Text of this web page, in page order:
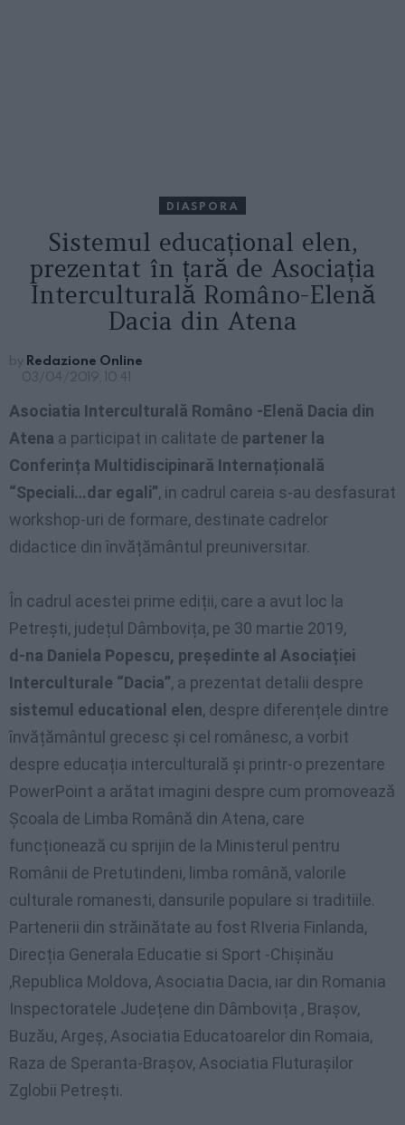
DIASPORA
Sistemul educațional elen,
prezentat în țară de Asociația
Interculturală Româno-Elenă
Dacia din Atena
by Redazione Online
03/04/2019, 10:41
Asociatia Interculturală Româno -Elenă Dacia din
Atena a participat in calitate de partener la
Conferința Multidiscipinară Internațională
“Speciali…dar egali”, in cadrul careia s-au desfasurat
workshop-uri de formare, destinate cadrelor
didactice din învățământul preuniversitar.
În cadrul acestei prime ediții, care a avut loc la
Petrești, județul Dâmbovița, pe 30 martie 2019,
d-na Daniela Popescu, președinte al Asociației
Interculturale “Dacia”, a prezentat detalii despre
sistemul educational elen, despre diferențele dintre
învățământul grecesc și cel românesc, a vorbit
despre educația interculturală și printr-o prezentare
PowerPoint a arătat imagini despre cum promovează
Școala de Limba Română din Atena, care
funcționează cu sprijin de la Ministerul pentru
Românii de Pretutindeni, limba română, valorile
culturale romanesti, dansurile populare si traditiile.
Partenerii din străinătate au fost RIveria Finlanda,
Direcția Generala Educatie si Sport -Chișinău
,Republica Moldova, Asociatia Dacia, iar din Romania
Inspectoratele Județene din Dâmbovița , Brașov,
Buzău, Argeș, Asociatia Educatoarelor din Romaia,
Raza de Speranta-Brașov, Asociatia Fluturașilor
Zglobii Petrești.